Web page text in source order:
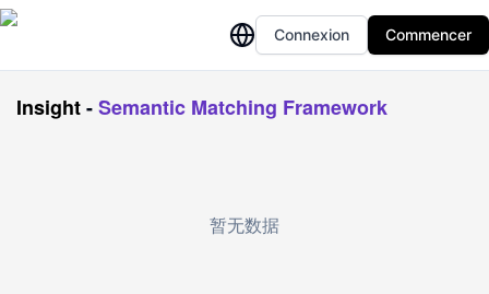
Connexion Commencer
Insight-Semantic Matching Framework
暂无数据